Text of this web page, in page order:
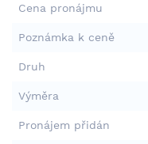
Cena pronájmu
Poznámka k ceně
Druh
Výměra
Pronájem přidán